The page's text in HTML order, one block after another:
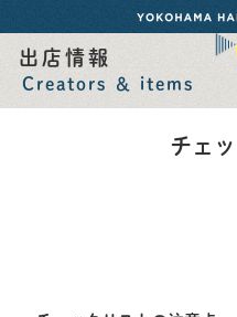
出店情報
Creators ＆ items
チェ